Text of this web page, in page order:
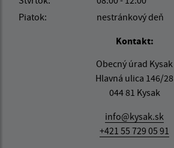
Piatok:
nestránkový deň
Kontakt:
Obecný úrad Kysak
Hlavná ulica 146/28
044 81 Kysak
info@kysak.sk
+421 55 729 05 91